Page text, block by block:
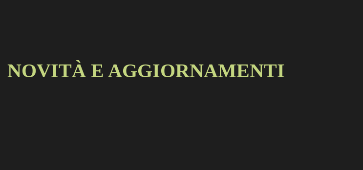
NOVITÀ E AGGIORNAMENTI